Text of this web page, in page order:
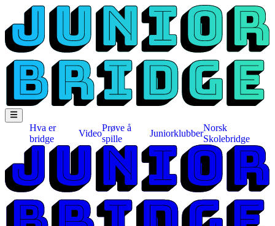
Hva er
bridge
Video
Prøve å
spille
Juniorklubber
Norsk
Skolebridge